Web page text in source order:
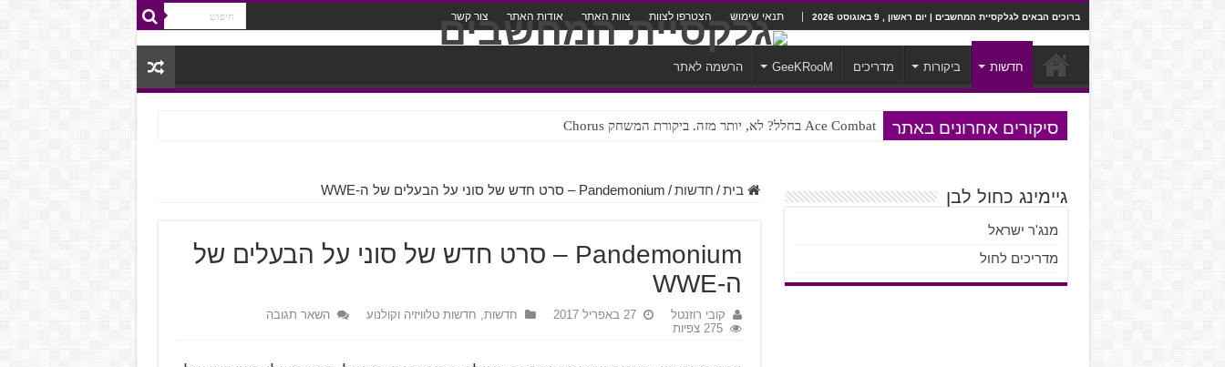
ברוכים הבאים לגלקסיית המחשבים | יום ראשון , 9 באוגוסט 2026 תנאי שימוש הצטרפו לצוות צוות האתר אודות האתר צור קשר
חדשות ביקורות מדריכים GeeKRooM הרשמה לאתר
סיקורים אחרונים באתר Ace Combat בחלל? לא, יותר מזה. ביקורת המשחק Chorus
Steven Universe והשירים שתורגמו בצורה נוראית לעברית
בית / חדשות / Pandemonium – סרט חדש של סוני על הבעלים של ה-WWE
Pandemonium – סרט חדש של סוני על הבעלים של
ה-WWE
קובי רוזנטל 27 באפריל 2017 חדשות, חדשות טלוויזיה וקולנוע
השאר תגובה
275 צפיות
גיימינג כחול לבן
מנג'ר ישראל
מדריכים לחול